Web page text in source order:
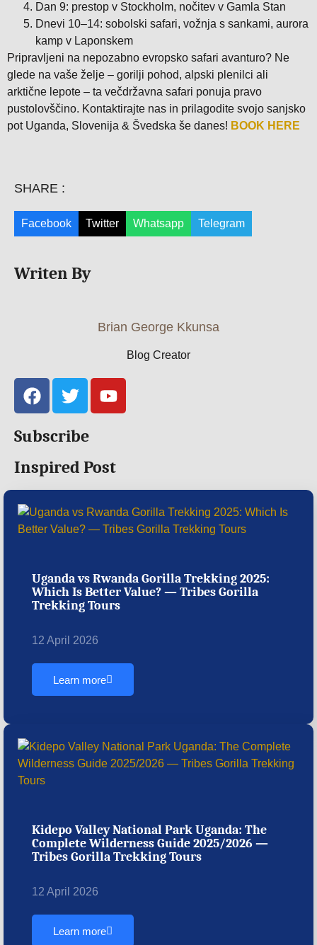
Dan 9: prestop v Stockholm, nočitev v Gamla Stan
Dnevi 10–14: sobolski safari, vožnja s sankami, aurora
kamp v Laponskem
Pripravljeni na nepozabno evropsko safari avanturo? Ne
glede na vaše želje – gorilji pohod, alpski plenilci ali
arktične lepote – ta večdržavna safari ponuja pravo
pustolovščino. Kontaktirajte nas in prilagodite svojo sanjsko
pot Uganda, Slovenija & Švedska še danes! BOOK HERE
SHARE :
Facebook Twitter Whatsapp Telegram
Writen By
Brian George Kkunsa
Blog Creator
Subscribe
Inspired Post
Uganda vs Rwanda Gorilla Trekking 2025:
Which Is Better Value? — Tribes Gorilla
Trekking Tours
12 April 2026
Learn more
Kidepo Valley National Park Uganda: The
Complete Wilderness Guide 2025/2026 —
Tribes Gorilla Trekking Tours
12 April 2026
Learn more